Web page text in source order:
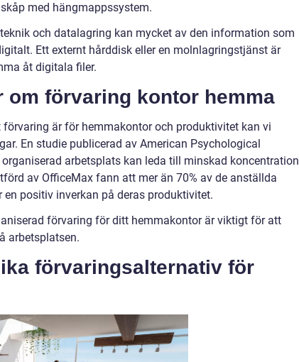
med hängmappssystem.
och datalagring kan mycket av den information som
Ett externt hårddisk eller en molnlagringstjänst är
åt digitala filer.
om förvaring kontor hemma
är för hemmakontor och produktivitet kan vi
En studie publicerad av American Psychological
arbetsplats kan leda till minskad koncentration
av OfficeMax fann att mer än 70% av de anställda
positiv inverkan på deras produktivitet.
förvaring för ditt hemmakontor är viktigt för att
arbetsplatsen.
förvaringsalternativ för